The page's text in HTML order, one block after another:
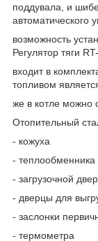
поддувала, и
автоматического
возможность
Регулятор тяги
входит в
топливом
же в котле можно
Отопительный
- кожуха
- теплообменника
- загрузочной
- дверцы для
- заслонки
-